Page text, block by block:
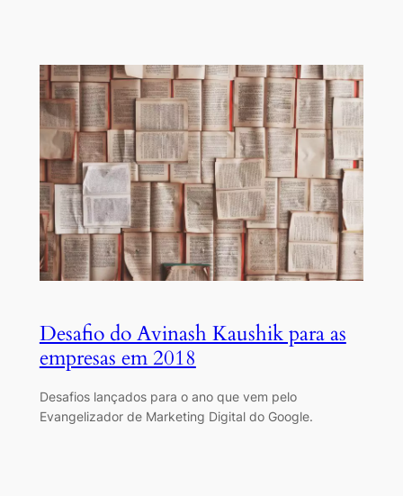
Desafio do Avinash Kaushik para as
empresas em 2018
Desafios lançados para o ano que vem pelo
Evangelizador de Marketing Digital do Google.